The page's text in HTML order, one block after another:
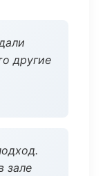
другие
зале